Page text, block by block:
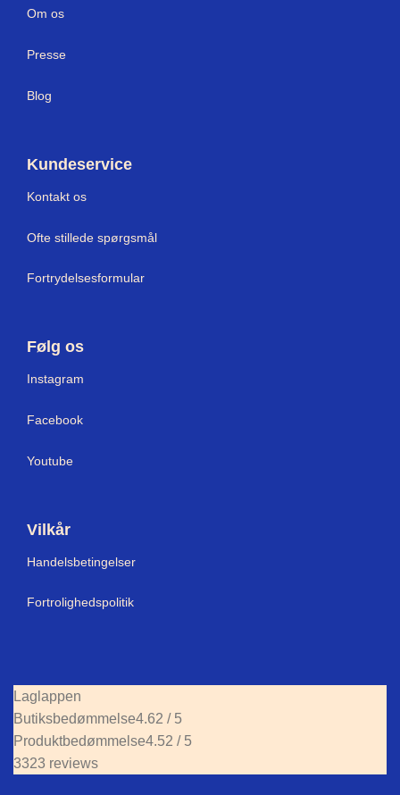
Om os
Presse
Blog
Kundeservice
Kontakt os
Ofte stillede spørgsmål
Fortrydelsesformular
Følg os
Instagram
Facebook
Youtube
Vilkår
Handelsbetingelser
Fortrolighedspolitik
Laglappen
Butiksbedømmelse4.62 / 5
Produktbedømmelse4.52 / 5
3323 reviews